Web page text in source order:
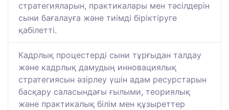
стратегияларын, практикалары мен тәсілдерін
сыни бағалауға және тиімді біріктіруге
қабілетті.
Кадрлық процестерді сыни тұрғыдан талдау
және кадрлық дамудың инновациялық
стратегиясын әзірлеу үшін адам ресурстарын
басқару саласындағы ғылыми, теориялық
және практикалық білім мен құзыреттер